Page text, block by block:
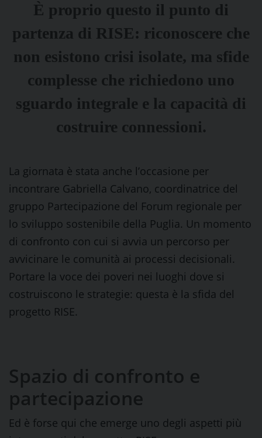
È proprio questo il punto di
partenza di RISE: riconoscere che
non esistono crisi isolate, ma sfide
complesse che richiedono uno
sguardo integrale e la capacità di
costruire connessioni.
La giornata è stata anche l’occasione per
incontrare Gabriella Calvano, coordinatrice del
gruppo Partecipazione del Forum regionale per
lo sviluppo sostenibile della Puglia. Un momento
di confronto con cui si avvia un percorso per
avvicinare le comunità ai processi decisionali.
Portare la voce dei poveri nei luoghi dove si
costruiscono le strategie: questa è la sfida del
progetto RISE.
Spazio di confronto e
partecipazione
Ed è forse qui che emerge uno degli aspetti più